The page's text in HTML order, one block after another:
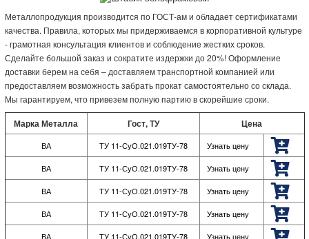
Металлопродукция производится по ГОСТ-ам и обладает сертификатами
качества. Правила, которых мы придерживаемся в корпоративной культуре
- грамотная консультация клиентов и соблюдение жестких сроков.
Сделайте большой заказ и сократите издержки до 20%! Оформление
доставки берем на себя – доставляем транспортной компанией или
предоставляем возможность забрать прокат самостоятельно со склада.
Мы гарантируем, что привезем полную партию в скорейшие сроки.
Марка Металла Гост, ТУ Цена
ВА ТУ 11-СуО.021.019ТУ-78 Узнать цену
ВА ТУ 11-СуО.021.019ТУ-78 Узнать цену
ВА ТУ 11-СуО.021.019ТУ-78 Узнать цену
ВА ТУ 11-СуО.021.019ТУ-78 Узнать цену
ВА ТУ 11-СуО.021.019ТУ-78 Узнать цену